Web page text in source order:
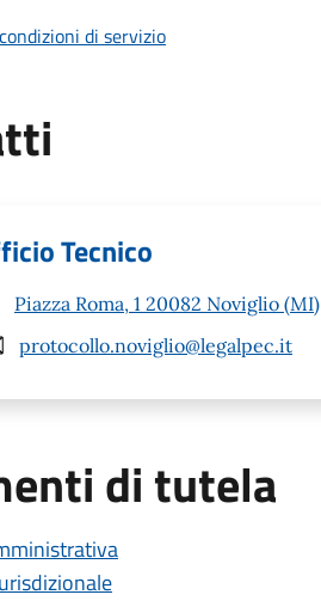
di servizio
Tecnico
Piazza Roma, 1 20082 Noviglio (MI)
protocollo.noviglio@legalpec.it
di tutela